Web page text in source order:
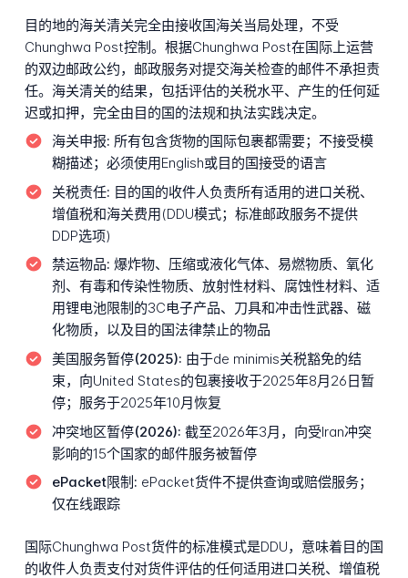
目的地的海关清关完全由接收国海关当局处理，不受
Chunghwa Post控制。根据Chunghwa Post在国际上运营
的双边邮政公约，邮政服务对提交海关检查的邮件不承担责
任。海关清关的结果，包括评估的关税水平、产生的任何延
迟或扣押，完全由目的国的法规和执法实践决定。
海关申报: 所有包含货物的国际包裹都需要；不接受模
糊描述；必须使用English或目的国接受的语言
关税责任: 目的国的收件人负责所有适用的进口关税、
增值税和海关费用(DDU模式；标准邮政服务不提供
DDP选项)
禁运物品: 爆炸物、压缩或液化气体、易燃物质、氧化
剂、有毒和传染性物质、放射性材料、腐蚀性材料、适
用锂电池限制的3C电子产品、刀具和冲击性武器、磁
化物质，以及目的国法律禁止的物品
美国服务暂停(2025): 由于de minimis关税豁免的结
束，向United States的包裹接收于2025年8月26日暂
停；服务于2025年10月恢复
冲突地区暂停(2026): 截至2026年3月，向受Iran冲突
影响的15个国家的邮件服务被暂停
ePacket限制: ePacket货件不提供查询或赔偿服务；
仅在线跟踪
国际Chunghwa Post货件的标准模式是DDU，意味着目的国
的收件人负责支付对货件评估的任何适用进口关税、增值税